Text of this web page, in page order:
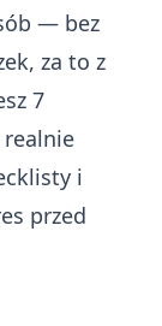
— bez
za to z
7
i
przed